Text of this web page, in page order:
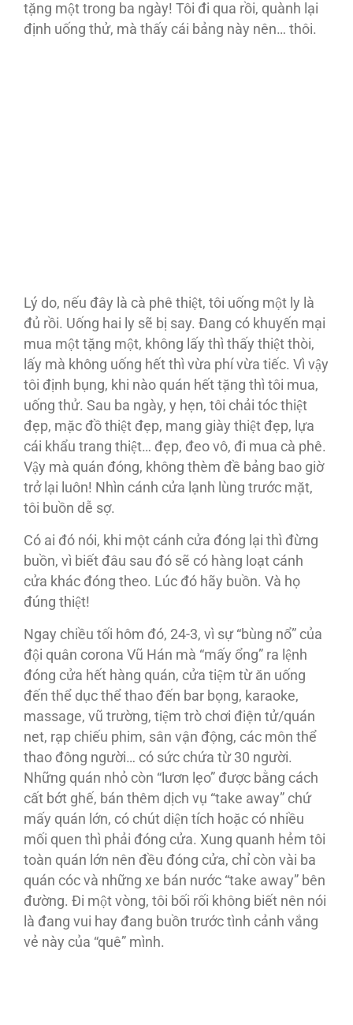
tặng một trong ba ngày! Tôi đi qua rồi, quành lại
định uống thử, mà thấy cái bảng này nên… thôi.
Lý do, nếu đây là cà phê thiệt, tôi uống một ly là
đủ rồi. Uống hai ly sẽ bị say. Đang có khuyến mại
mua một tặng một, không lấy thì thấy thiệt thòi,
lấy mà không uống hết thì vừa phí vừa tiếc. Vì vậy
tôi định bụng, khi nào quán hết tặng thì tôi mua,
uống thử. Sau ba ngày, y hẹn, tôi chải tóc thiệt
đẹp, mặc đồ thiệt đẹp, mang giày thiệt đẹp, lựa
cái khẩu trang thiệt… đẹp, đeo vô, đi mua cà phê.
Vậy mà quán đóng, không thèm đề bảng bao giờ
trở lại luôn! Nhìn cánh cửa lạnh lùng trước mặt,
tôi buồn dễ sợ.
Có ai đó nói, khi một cánh cửa đóng lại thì đừng
buồn, vì biết đâu sau đó sẽ có hàng loạt cánh
cửa khác đóng theo. Lúc đó hãy buồn. Và họ
đúng thiệt!
Ngay chiều tối hôm đó, 24-3, vì sự “bùng nổ” của
đội quân corona Vũ Hán mà “mấy ổng” ra lệnh
đóng cửa hết hàng quán, cửa tiệm từ ăn uống
đến thể dục thể thao đến bar bọng, karaoke,
massage, vũ trường, tiệm trò chơi điện tử/quán
net, rạp chiếu phim, sân vận động, các môn thể
thao đông người… có sức chứa từ 30 người.
Những quán nhỏ còn “lươn lẹo” được bằng cách
cất bớt ghế, bán thêm dịch vụ “take away” chứ
mấy quán lớn, có chút diện tích hoặc có nhiều
mối quen thì phải đóng cửa. Xung quanh hẻm tôi
toàn quán lớn nên đều đóng cửa, chỉ còn vài ba
quán cóc và những xe bán nước “take away” bên
đường. Đi một vòng, tôi bối rối không biết nên nói
là đang vui hay đang buồn trước tình cảnh vắng
vẻ này của “quê” mình.